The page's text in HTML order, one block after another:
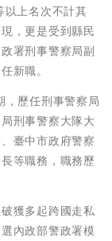
以上名次不計其
，更是受到縣民
署刑事警察局副
新職。
歷任刑事警察局
刑事警察大隊大
臺中市政府警察
等職務，職務歷
獲多起跨國走私
內政部警政署模